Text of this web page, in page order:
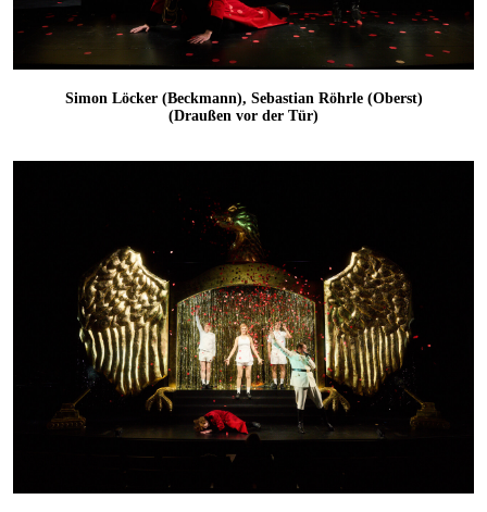
Simon Löcker (Beckmann), Sebastian Röhrle (Oberst)
(Draußen vor der Tür)